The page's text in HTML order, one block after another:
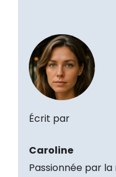
Écrit par
Caroline
Passionnée par la